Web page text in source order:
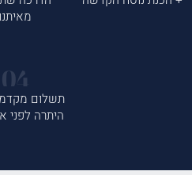
היתרה לפני